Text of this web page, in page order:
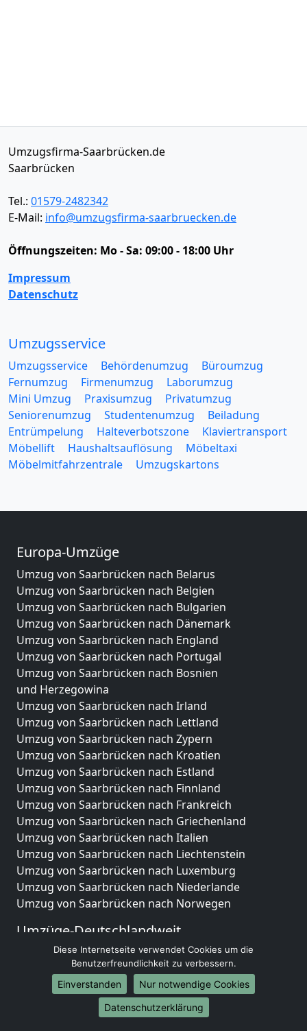
Umzugsfirma-Saarbrücken.de
Saarbrücken
Tel.: 01579-2482342
E-Mail: info@umzugsfirma-saarbruecken.de
Öffnungszeiten: Mo - Sa: 09:00 - 18:00 Uhr
Impressum
Datenschutz
Umzugsservice
Umzugsservice Behördenumzug
Büroumzug
Fernumzug
Firmenumzug
Laborumzug
Mini Umzug
Praxisumzug
Privatumzug
Seniorenumzug
Studentenumzug
Beiladung
Entrümpelung
Halteverbotszone
Klaviertransport
Möbellift
Haushaltsauflösung
Möbeltaxi
Möbelmitfahrzentrale
Umzugskartons
Europa-Umzüge
Umzug von Saarbrücken nach Belarus
Umzug von Saarbrücken nach Belgien
Umzug von Saarbrücken nach Bulgarien
Umzug von Saarbrücken nach Dänemark
Umzug von Saarbrücken nach England
Umzug von Saarbrücken nach Portugal
Umzug von Saarbrücken nach Bosnien
und Herzegowina
Umzug von Saarbrücken nach Irland
Umzug von Saarbrücken nach Lettland
Umzug von Saarbrücken nach Zypern
Umzug von Saarbrücken nach Kroatien
Umzug von Saarbrücken nach Estland
Umzug von Saarbrücken nach Finnland
Umzug von Saarbrücken nach Frankreich
Umzug von Saarbrücken nach Griechenland
Umzug von Saarbrücken nach Italien
Umzug von Saarbrücken nach Liechtenstein
Umzug von Saarbrücken nach Luxemburg
Umzug von Saarbrücken nach Niederlande
Umzug von Saarbrücken nach Norwegen
Umzüge-Deutschlandweit
Umzug von Saarbrücken nach Berlin
Umzug von Saarbrücken nach Hamburg
Umzug von Saarbrücken nach München
Umzug von Saarbrücken nach Köln
Umzug von Saarbrücken nach Frankfurt am Main
Diese Internetseite verwendet Cookies um die
Benutzerfreundlichkeit zu verbessern.
Einverstanden
Nur notwendige Cookies
Datenschutzerklärung